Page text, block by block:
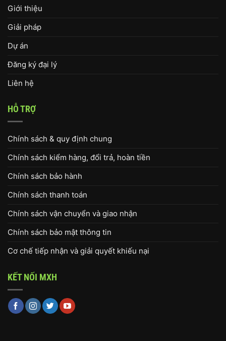
Giới thiệu
Giải pháp
Dự án
Đăng ký đại lý
Liên hệ
HỖ TRỢ
Chính sách & quy định chung
Chính sách kiểm hàng, đổi trả, hoàn tiền
Chính sách bảo hành
Chính sách thanh toán
Chính sách vận chuyển và giao nhận
Chính sách bảo mật thông tin
Cơ chế tiếp nhận và giải quyết khiếu nại
KẾT NỐI MXH